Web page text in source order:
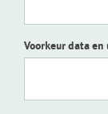
Voorkeur data en